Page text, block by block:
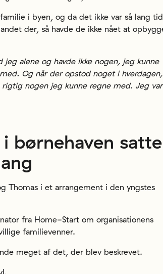
i byen, og da det ikke var så lang tid
der, så havde de ikke nået at
jeg alene og havde ikke nogen, jeg kunne
Og når der opstod noget i hverdagen,
rigtig nogen jeg kunne regne med. Jeg var
børnehaven satte
Thomas i et arrangement i den yngstes
fra Home-Start om organisationens
familievenner.
meget af det, der blev beskrevet.